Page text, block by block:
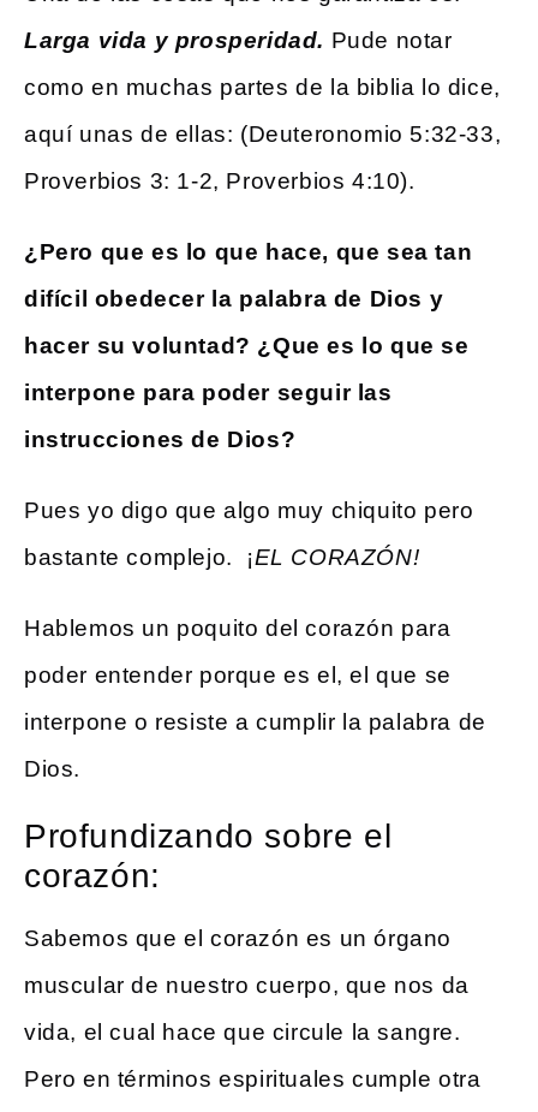
Larga vida y prosperidad. Pude notar
como en muchas partes de la biblia lo dice,
aquí unas de ellas: (Deuteronomio 5:32-33,
Proverbios 3: 1-2, Proverbios 4:10).
¿ Pero que es lo que hace, que sea tan
difícil obedecer la palabra de Dios y
hacer su voluntad? ¿Que es lo que se
interpone para poder seguir las
instrucciones de Dios?
Pues yo digo que algo muy chiquito pero
bastante complejo. ¡EL CORAZÓN!
Hablemos un poquito del corazón para
poder entender porque es el, el que se
interpone o resiste a cumplir la palabra de
Dios.
Profundizando sobre el
corazón:
Sabemos que el corazón es un órgano
muscular de nuestro cuerpo, que nos da
vida, el cual hace que circule la sangre.
Pero en términos espirituales cumple otra